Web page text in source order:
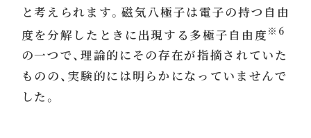
と考えられます。磁気八極子は電子の持つ自由
度を分解したときに出現する多極子自由度 ※6
の一つで、理論的にその存在が指摘されていた
ものの、実験的には明らかになっていませんで
した。